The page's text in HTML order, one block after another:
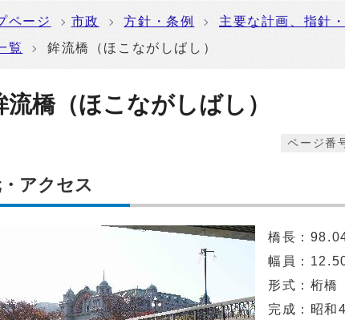
ページ 市政 方針・条例 主要な計画、指針
覧
鉾流橋（ほこながしばし）
流橋（ほこながしばし）
ページ番
アクセス
橋長：
幅員：
形式：桁橋
完成：昭和